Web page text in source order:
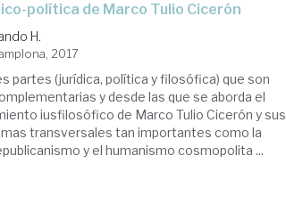
política de Marco Tulio Cicerón
H.
2017
partes (jurídica, política y filosófica) que son
y desde las que se aborda el
iusfilosófico de Marco Tulio Cicerón y sus
transversales tan importantes como la
y el humanismo cosmopolita ...